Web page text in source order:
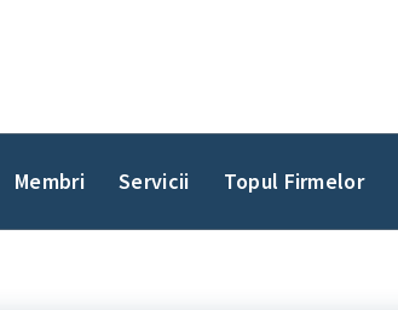
Membri Servicii Topul Firmelor